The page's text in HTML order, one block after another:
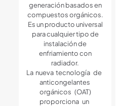
generación basados en
compuestos orgánicos.
Es un producto universal
para cualquier tipo de
instalación de
enfriamiento con
radiador.
La nueva tecnología de
anticongelantes
orgánicos (OAT)
proporciona un